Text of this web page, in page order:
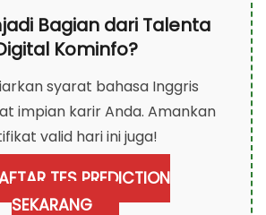
Bagian dari Talenta
Kominfo?
syarat bahasa Inggris
impian karir Anda. Amankan
valid hari ini juga!
TES PREDICTION
SEKARANG